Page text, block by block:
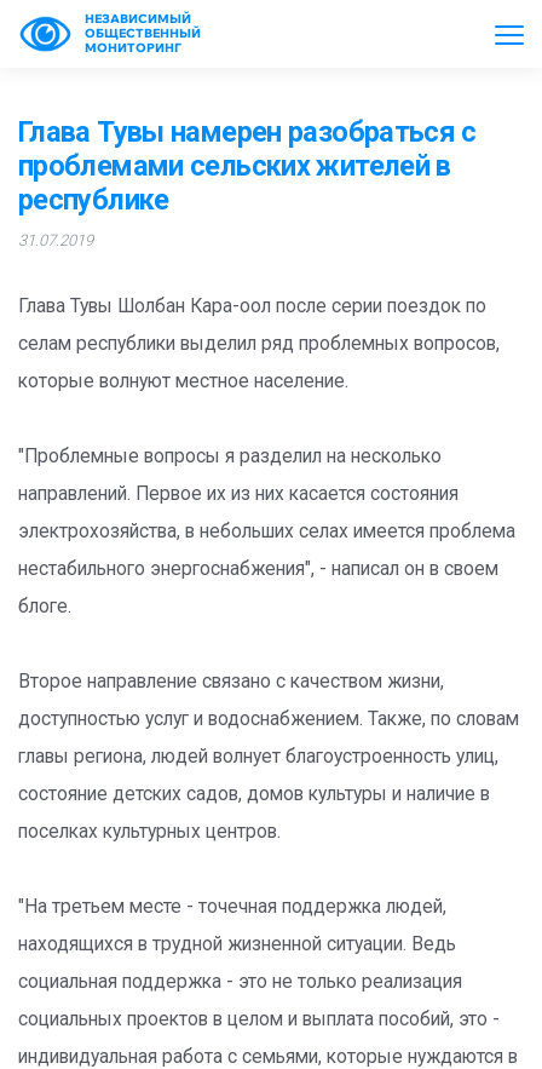
НЕЗАВИСИМЫЙ
ОБЩЕСТВЕННЫЙ
МОНИТОРИНГ
Глава Тувы намерен разобраться с
проблемами сельских жителей в
республике
31.07.2019
Глава Тувы Шолбан Кара-оол после серии поездок по
селам республики выделил ряд проблемных вопросов,
которые волнуют местное население.
"Проблемные вопросы я разделил на несколько
направлений. Первое их из них касается состояния
электрохозяйства, в небольших селах имеется проблема
нестабильного энергоснабжения", - написал он в своем
блоге.
Второе направление связано с качеством жизни,
доступностью услуг и водоснабжением. Также, по словам
главы региона, людей волнует благоустроенность улиц,
состояние детских садов, домов культуры и наличие в
поселках культурных центров.
"На третьем месте - точечная поддержка людей,
находящихся в трудной жизненной ситуации. Ведь
социальная поддержка - это не только реализация
социальных проектов в целом и выплата пособий, это -
индивидуальная работа с семьями, которые нуждаются в